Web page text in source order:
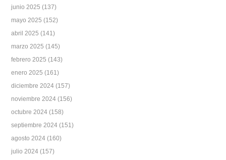
junio 2025 (137)
mayo 2025 (152)
abril 2025 (141)
marzo 2025 (145)
febrero 2025 (143)
enero 2025 (161)
diciembre 2024 (157)
noviembre 2024 (156)
octubre 2024 (158)
septiembre 2024 (151)
agosto 2024 (160)
julio 2024 (157)